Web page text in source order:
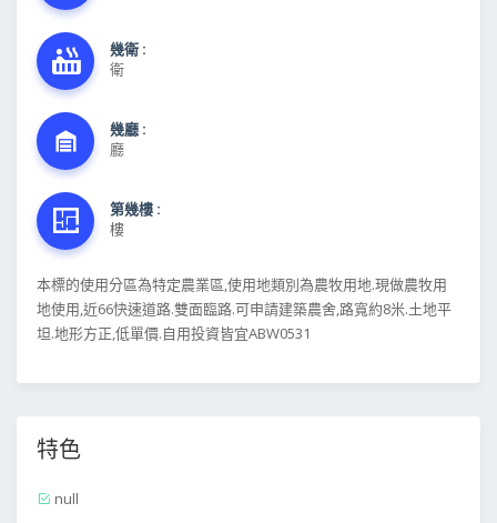
幾衛 :
衛
幾廳 :
廳
第幾樓 :
樓
本標的使用分區為特定農業區,使用地類別為農牧用地.現做農牧用
地使用,近66快速道路.雙面臨路.可申請建築農舍,路寬約8米.土地平
坦.地形方正,低單價.自用投資皆宜ABW0531
特色
null